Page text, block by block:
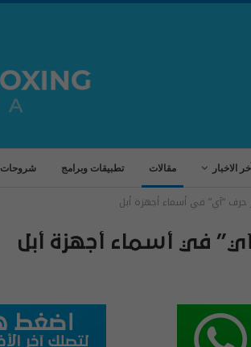
آخر الاخبار مقالات تطبيقات وبرامج شروحات
“آي” في أسماء أجهزة أبل
في أسماء أجهزة أبل